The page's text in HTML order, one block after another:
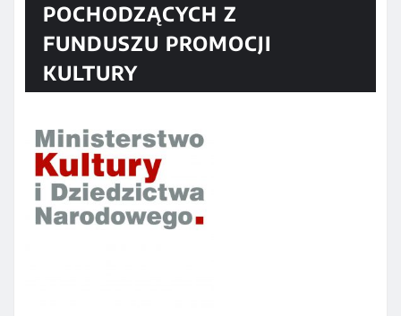
POCHODZĄCYCH Z
FUNDUSZU PROMOCJI
KULTURY